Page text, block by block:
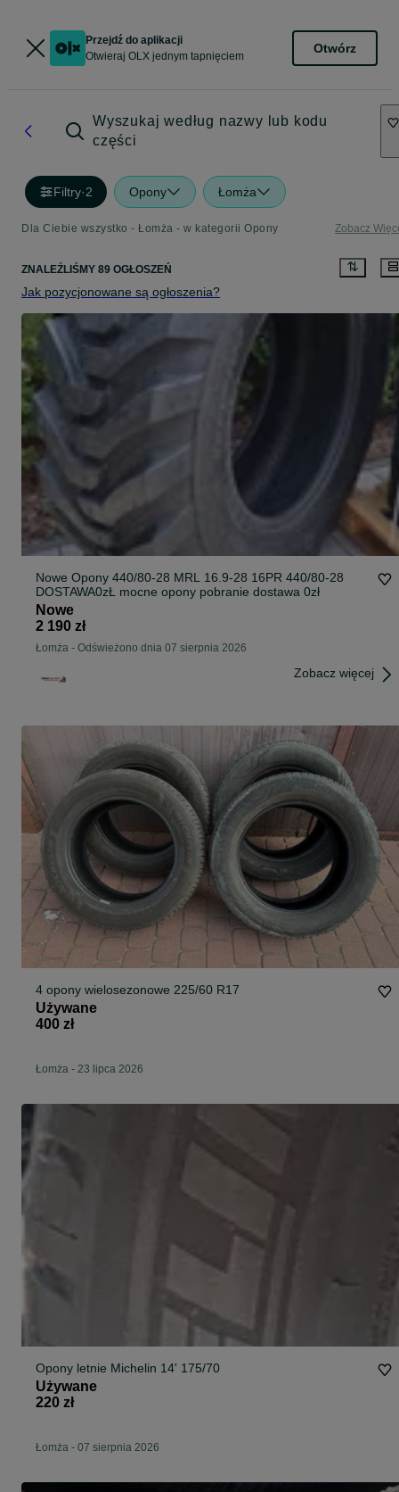
Przejdź do aplikacji
Otwieraj OLX jednym tapnięciem
Otwórz
Wyszukaj według nazwy lub kodu
części
Filtry·2 Opony Łomża
Dla Ciebie wszystko - Łomża - w kategorii Opony Zobacz
ZNALEŹLIŚMY 89 OGŁOSZEŃ
Jak pozycjonowane są ogłoszenia?
Nowe Opony 440/80-28 MRL 16.9-28 16PR 440/80-28
DOSTAWA0zŁ mocne opony pobranie dostawa 0zł
Nowe
2 190 zł
Łomża - Odświeżono dnia 07 sierpnia 2026
Zobacz więcej
4 opony wielosezonowe 225/60 R17
Używane
400 zł
Łomża - 23 lipca 2026
Opony letnie Michelin 14' 175/70
Używane
220 zł
Łomża - 07 sierpnia 2026